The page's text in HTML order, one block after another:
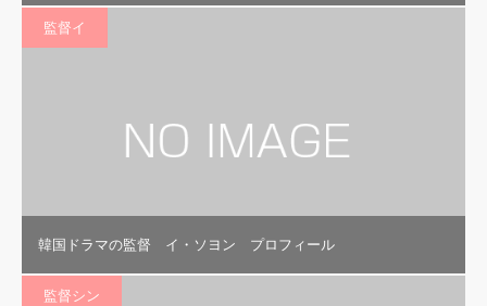
監督イ
韓国ドラマの監督 イ・ソヨン プロフィール
監督シン